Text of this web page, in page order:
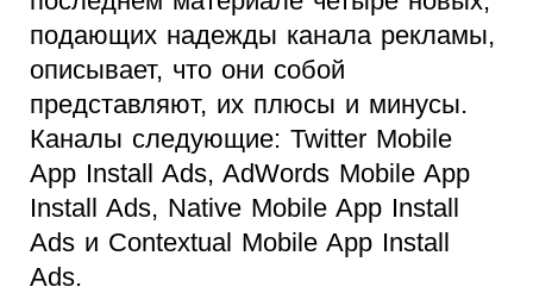
подающих надежды канала рекламы,
описывает, что они собой
представляют, их плюсы и минусы.
Каналы следующие: Twitter Mobile
App Install Ads, AdWords Mobile App
Install Ads, Native Mobile App Install
Ads и Contextual Mobile App Install
Ads.